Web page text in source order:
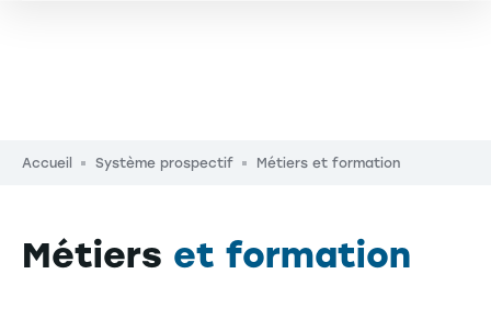
Fil d'Ariane
Accueil Système prospectif Métiers et formation
Métiers et formation